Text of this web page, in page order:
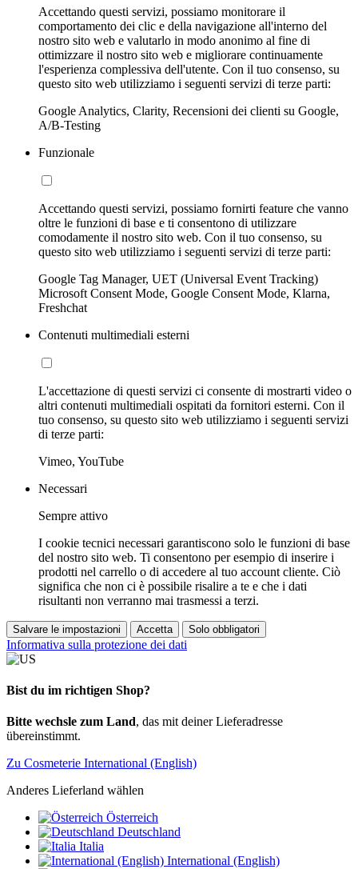
Accettando questi servizi, possiamo monitorare il
comportamento dei clic e della navigazione all'interno del
nostro sito web e valutarlo in modo anonimo al fine di
ottimizzare il nostro sito web e migliorare continuamente
l'esperienza complessiva dell'utente. Con il tuo consenso, su
questo sito web utilizziamo i seguenti servizi di terze parti:
Google Analytics, Clarity, Recensioni dei clienti su Google,
A/B-Testing
Funzionale
Accettando questi servizi, possiamo fornirti feature che vanno
oltre le funzioni di base e ti consentono di utilizzare
comodamente il nostro sito web. Con il tuo consenso, su
questo sito web utilizziamo i seguenti servizi di terze parti:
Google Tag Manager, UET (Universal Event Tracking)
Microsoft Consent Mode, Google Consent Mode, Klarna,
Freshchat
Contenuti multimediali esterni
L'accettazione di questi servizi ci consente di mostrarti video o
altri contenuti multimediali ospitati da fornitori esterni. Con il
tuo consenso, su questo sito web utilizziamo i seguenti servizi
di terze parti:
Vimeo, YouTube
Necessari
Sempre attivo
I cookie tecnici necessari garantiscono solo le funzioni di base
del nostro sito web. Ti consentono per esempio di inserire i
prodotti nel carrello o di accedere al tuo account cliente. Ciò
significa che non ci è possibile risalire a te e che i dati
risultanti non verranno mai trasmessi a terzi.
Salvare le impostazioni Accetta Solo obbligatori
Informativa sulla protezione dei dati
Bist du im richtigen Shop?
Bitte wechsle zum Land, das mit deiner Lieferadresse
übereinstimmt.
Zu Cosmeterie International (English)
Anderes Lieferland wählen
Österreich
Deutschland
Italia
International (English)